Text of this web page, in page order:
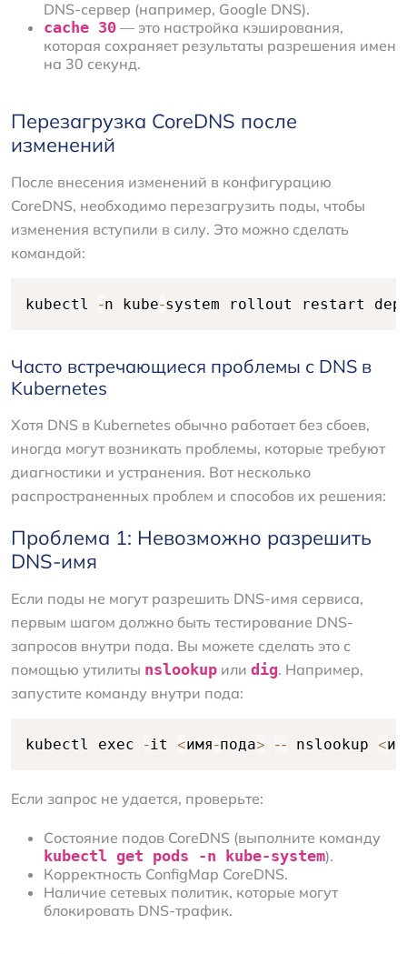
DNS-сервер (например, Google DNS).
cache 30 — это настройка кэширования,
которая сохраняет результаты разрешения имен
на 30 секунд.
Перезагрузка CoreDNS после
изменений
После внесения изменений в конфигурацию
CoreDNS, необходимо перезагрузить поды, чтобы
изменения вступили в силу. Это можно сделать
командой:
kubectl -n kube-system rollout restart
Часто встречающиеся проблемы с DNS в
Kubernetes
Хотя DNS в Kubernetes обычно работает без сбоев,
иногда могут возникать проблемы, которые требуют
диагностики и устранения. Вот несколько
распространенных проблем и способов их решения:
Проблема 1: Невозможно разрешить
DNS-имя
Если поды не могут разрешить DNS-имя сервиса,
первым шагом должно быть тестирование DNS-
запросов внутри пода. Вы можете сделать это с
помощью утилиты nslookup или dig. Например,
запустите команду внутри пода:
kubectl exec -it <имя-пода> -- nslookup <
Если запрос не удается, проверьте:
Состояние подов CoreDNS (выполните команду
kubectl get pods -n kube-system).
Корректность ConfigMap CoreDNS.
Наличие сетевых политик, которые могут
блокировать DNS-трафик.